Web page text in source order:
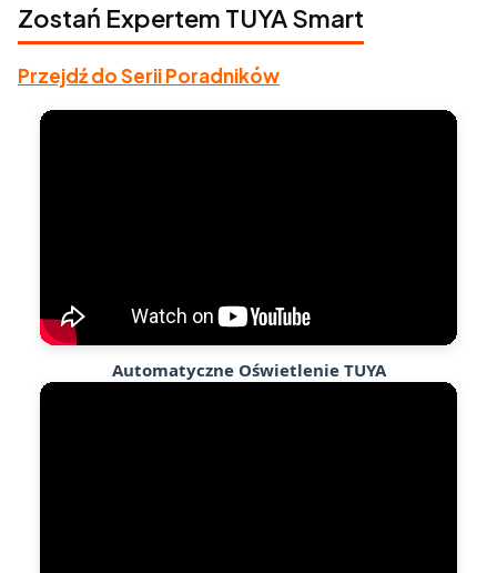
Zostań Expertem TUYA Smart
Przejdź do Serii Poradników
Automatyczne Oświetlenie TUYA